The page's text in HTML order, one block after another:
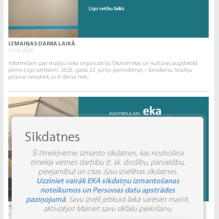
IZMAIŅAS DARBA LAIKĀ
15.06.2026.
Informējam par studiju laika organizāciju Ekonomikas un kultūras augstskolā
pirms Līgo svētkiem:. 2026. gada 22. jūnijs (pirmdiena) – brīvdiena. Studiju
process nenotiek, jo šī diena tiek...
“INVENTIO 2026” ATSKATS
04.06.2026.
Sīkdatnes
Šī tīmekļvietne izmanto sīkdatnes, kas nodrošina
tīmekļa vietnes darbību (t. sk. drošību, pārvaldību,
pieejamību) un citas Jūsu izvēlētas sīkdatnes.
Uzziniet vairāk EKA sīkdatņu izmantošanas
noteikumos un Personas datu apstrādes
paziņojumā. Savu izvēli jebkurā laikā varēsiet mainīt,
aktivizējot Mainiet savu sīkfailu piekrišanu.